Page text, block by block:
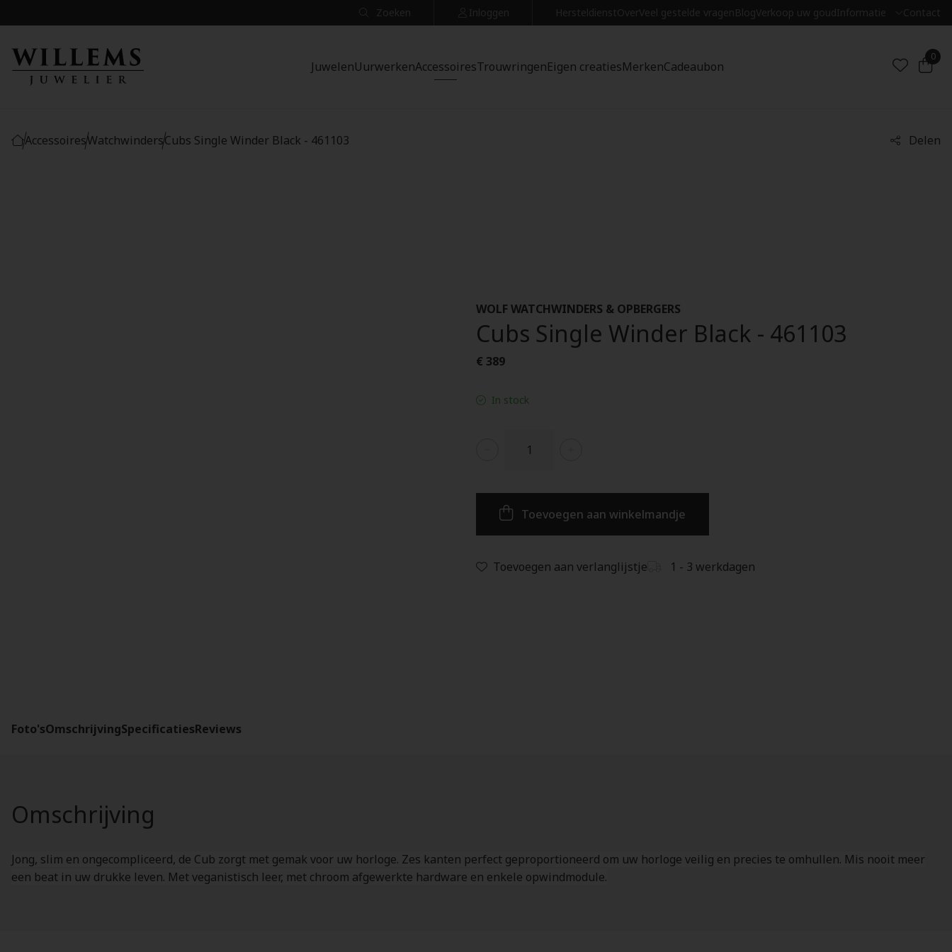
Zoeken Inloggen HersteldienstOverVeel gestelde vragenBlogVerkoop uw goudInformatie Contact
JuwelenUurwerkenAccessoiresTrouwringenEigen creatiesMerkenCadeaubon
0
AccessoiresWatchwindersCubs Single Winder Black - 461103 Delen
WOLF WATCHWINDERS & OPBERGERS
Cubs Single Winder Black - 461103
€ 389
In stock
Toevoegen aan winkelmandje
Toevoegen aan verlanglijstje 1 - 3 werkdagen
Foto'sOmschrijvingSpecificatiesReviews
Omschrijving
Jong, slim en ongecompliceerd, de Cub zorgt met gemak voor uw horloge. Zes kanten perfect geproportioneerd om uw horloge veilig en precies te omhullen. Mis nooit meer
een beat in uw drukke leven. Met veganistisch leer, met chroom afgewerkte hardware en enkele opwindmodule.